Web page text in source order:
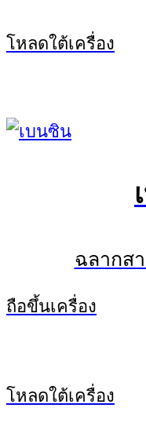
โหลดใต้เครื่อง
ฉลากส
ถือขึ้นเครื่อง
โหลดใต้เครื่อง